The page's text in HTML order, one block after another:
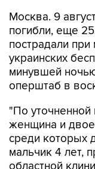
Москва. 9
погибли, еще
пострадали при
украинских
минувшей
оперштаб в
"По
женщина и
среди которых
мальчик 4 лет,